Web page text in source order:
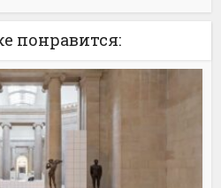
понравится: